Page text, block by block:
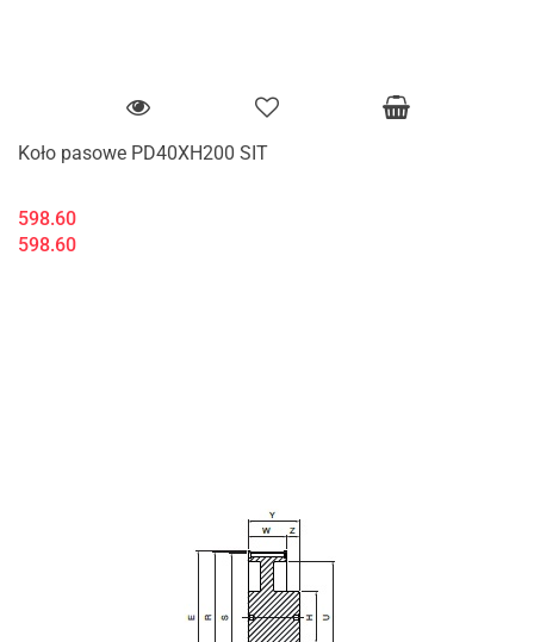
Koło pasowe PD40XH200 SIT
598.60
598.60